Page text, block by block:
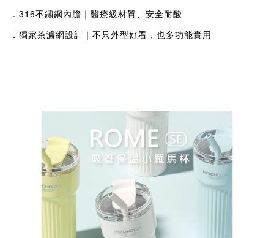
．316不鏽鋼內膽｜醫療級材質、安全耐酸
．獨家茶濾網設計｜不只外型好看，也多功能實用